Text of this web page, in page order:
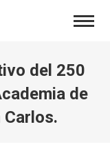
del 250
de
Carlos.